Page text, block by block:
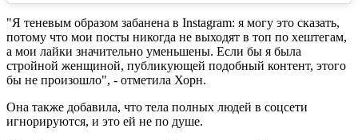
"Я теневым образом забанена в Instagram: я могу это сказать,
потому что мои посты никогда не выходят в топ по хештегам,
а мои лайки значительно уменьшены. Если бы я была
стройной женщиной, публикующей подобный контент, этого
бы не произошло", - отметила Хорн.
Она также добавила, что тела полных людей в соцсети
игнорируются, и это ей не по душе.